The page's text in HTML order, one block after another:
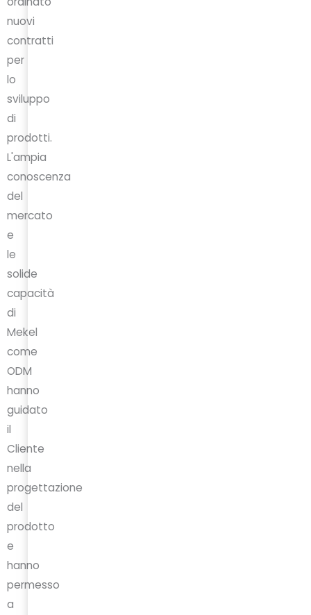
nuovi
contratti
per
lo
sviluppo
di
prodotti.
L'ampia
conoscenza
del
mercato
e
le
solide
capacità
di
Mekel
come
ODM
hanno
guidato
il
Cliente
nella
progettazione
del
prodotto
e
hanno
permesso
a